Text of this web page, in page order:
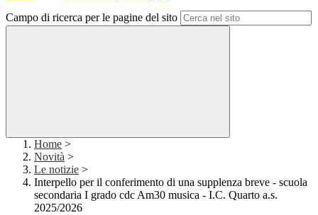
Campo di ricerca per le pagine del sito
Home >
Novità >
Le notizie >
Interpello per il conferimento di una supplenza breve - scuola
secondaria I grado cdc Am30 musica - I.C. Quarto a.s.
2025/2026